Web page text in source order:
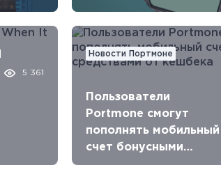
5 361
Новости Портмоне
Пользователи
Portmone смогут
пополнять мобильный
счет бонусными
средствами от